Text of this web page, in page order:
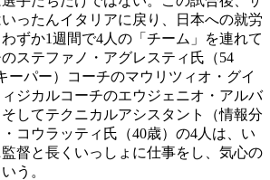
ったんイタリアに戻り、日本への就労
ずか1週間で4人の「チーム」を連れて
ステファノ・アグレスティ氏（54
ーパー）コーチのマウリツィオ・グイ
ジカルコーチのエウジェニオ・アルバ
してテクニカルアシスタント（情報分
コウラッティ氏（40歳）の4人は、い
督と長くいっしょに仕事をし、気心の
う。